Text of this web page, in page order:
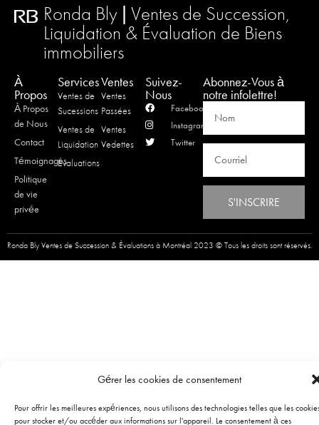
Gérer les cookies de consentement
Pour offrir les meilleures expériences, nous utilisons des technologies telles que les
pour stocker et/ou accéder aux informations sur l'appareil. Le consentement à ces
Ronda Bly | Ventes de Succession,
Liquidation & Évaluation de Biens
immobiliers
À
Propos
À Propos
de Nous
Contact
Témoignages
Politique
de vie
privée
Services
Ventes de
Sucessions
Ventes de
Liquidation
Évaluations
Ventes
Ventes
Passées
Ventes
Vedettes
Suivez-
Nous
Facebook
Instagram
Twitter
Abonnez-Vous à
notre infolettre!
S'INSCRIRE
Ronda Bly Ventes de Succession & Évaluations à Montréal 2023 © Tous les droits sont réservés.